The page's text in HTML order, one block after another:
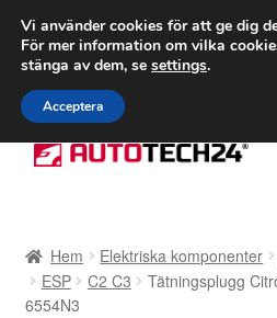
FRAKT
Ring 766 924
Hoppa
till
Hoppa
till
Betalningar
Hem Elektriska komponenter
ESP
C2 C3
Tätningsplugg
6554N3
Vi använder cookies för att ge dig
För mer information om vilka
stänga av dem, se settings.
Acceptera